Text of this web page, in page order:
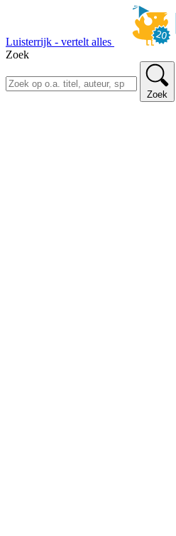
Luisterrijk - vertelt alles
Zoek
Zoek